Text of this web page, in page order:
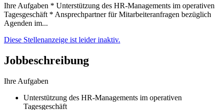
Ihre Aufgaben * Unterstützung des HR-Managements im operativen
Tagesgeschäft * Ansprechpartner für Mitarbeiteranfragen bezüglich
Agenden im...
Diese Stellenanzeige ist leider inaktiv.
Jobbeschreibung
Ihre Aufgaben
Unterstützung des HR-Managements im operativen
Tagesgeschäft